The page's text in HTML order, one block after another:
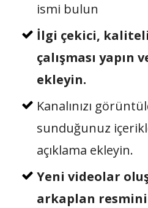
ismi bulun
İlgi çekici,
çalışması yapın
ekleyin.
Kanalınızı
sunduğunuz
açıklama ekleyin.
Yeni videolar
arkaplan resmini